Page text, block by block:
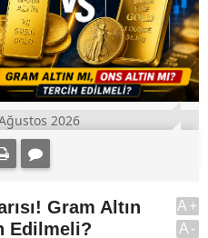
2026
Gram Altın
Edilmeli?
A+
A-